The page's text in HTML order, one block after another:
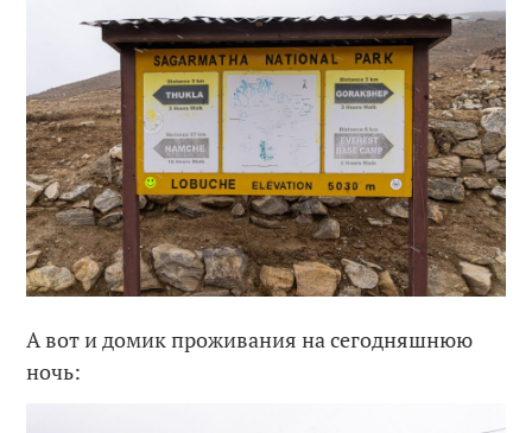
А вот и домик проживания на сегодняшнюю
ночь: